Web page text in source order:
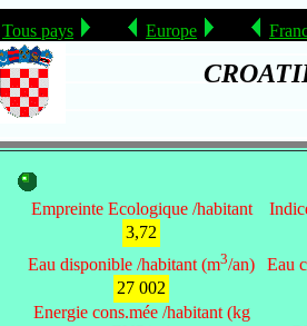
Tous pays Europe
Empreinte Ecologique /habitant
3,72
Eau disponible /habitant (m3/an)
Eau
27 002
Energie cons.mée /habitant (kg